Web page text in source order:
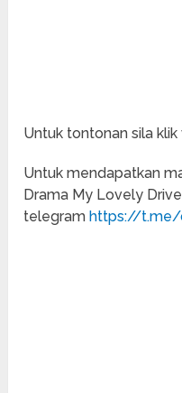
Untuk tontonan sila
Untuk mendapatkan
Drama My Lovely
telegram https://t.me/